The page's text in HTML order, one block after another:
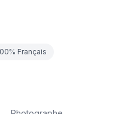
Français